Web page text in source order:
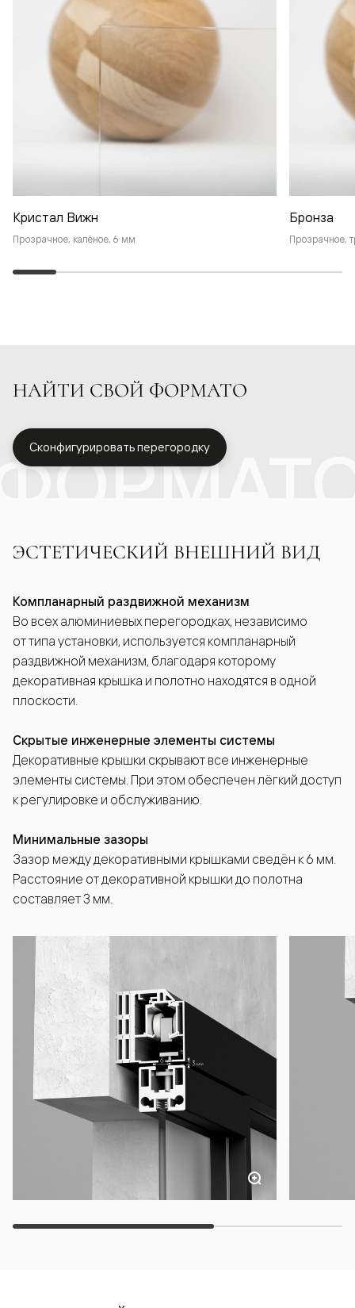
Кристал Вижн
Прозрачное, калёное, 6 мм
Бронза
Прозрачное,
НАЙТИ СВОЙ ФОРМАТО
Сконфигурировать перегородку
ЭСТЕТИЧЕСКИЙ ВНЕШНИЙ ВИД
Компланарный раздвижной механизм
Во всех алюминиевых перегородках, независимо
от типа установки, используется компланарный
раздвижной механизм, благодаря которому
декоративная крышка и полотно находятся в одной
плоскости.
Скрытые инженерные элементы системы
Декоративные крышки скрывают все инженерные
элементы системы. При этом обеспечен лёгкий доступ
к регулировке и обслуживанию.
Минимальные зазоры
Зазор между декоративными крышками сведён к 6 мм.
Расстояние от декоративной крышки до полотна
составляет 3 мм.